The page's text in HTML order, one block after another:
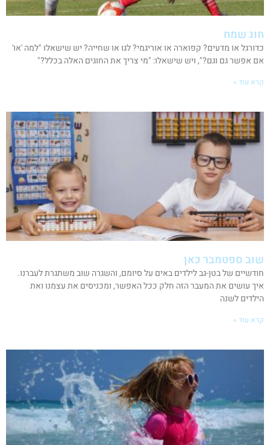
חוג שמח
כדורגל או מדעים? קפוארה או אוריגמי? לגו או שחייה? יש שישאלו "למה 'או'
אם אפשר גם וגם?", ויש שישאלו: "מי צריך את החוגים האלה בכלל?"
קרא עוד »
שוב ספטמבר כאן
חודשיים של בטן-גב לילדים באים על סיומם, והשגרה שוב משתגרת לעברנו.
איך עושים את המעבר הזה חלק ככל האפשר, ומכניסים את עצמנו ואת
הילדים לשנה
קרא עוד »